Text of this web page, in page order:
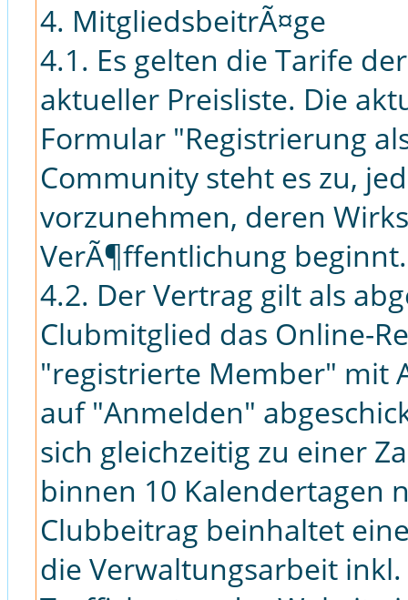
4. MitgliedsbeitrÃ¤ge
4.1. Es gelten die Tarife
aktueller Preisliste. Die
Formular "Registrierung
Community steht es zu,
vorzunehmen, deren
VerÃ¶ffentlichung beginnt.
4.2. Der Vertrag gilt als
Clubmitglied das Online-
"registrierte Member" mit
auf "Anmelden"
sich gleichzeitig zu einer
binnen 10 Kalendertagen
Clubbeitrag beinhaltet
die Verwaltungsarbeit